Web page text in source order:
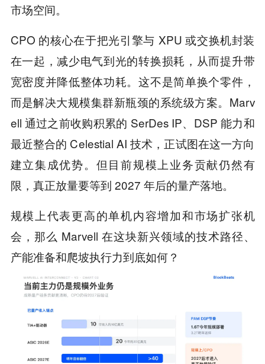
市场空间。
CPO 的核心在于把光引擎与 XPU 或交换机封装
在一起，减少电气到光的转换损耗，从而提升带
宽密度并降低整体功耗。这不是简单换个零件，
而是解决大规模集群新瓶颈的系统级方案。Marv
ell 通过之前收购积累的 SerDes IP、DSP 能力和
最近整合的 Celestial AI 技术，正试图在这一方向
建立集成优势。但目前规模上业务贡献仍然有
限，真正放量要等到 2027 年后的量产落地。
规模上代表更高的单机内容增加和市场扩张机
会，那么 Marvell 在这块新兴领域的技术路径、
产能准备和爬坡执行力到底如何？